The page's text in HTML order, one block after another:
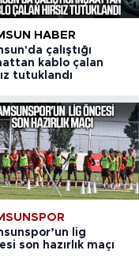
HABER
çalıştığı
kablo çalan
tutuklandı
lig
son hazırlık maçı